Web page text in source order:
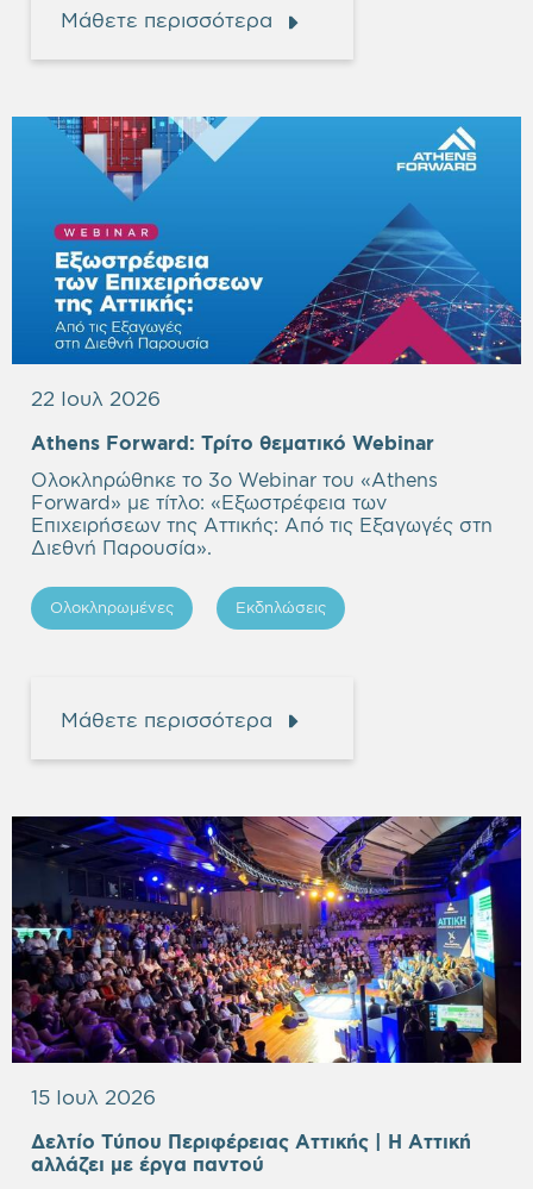
Μάθετε περισσότερα
22 Ιουλ 2026
Athens Forward: Τρίτο θεματικό Webinar
Ολοκληρώθηκε το 3ο Webinar του «Athens
Forward» με τίτλο: «Εξωστρέφεια των
Επιχειρήσεων της Αττικής: Από τις Εξαγωγές στη
Διεθνή Παρουσία».
Ολοκληρωμένες Εκδηλώσεις
Μάθετε περισσότερα
15 Ιουλ 2026
Δελτίο Τύπου Περιφέρειας Αττικής | Η Αττική
αλλάζει με έργα παντού